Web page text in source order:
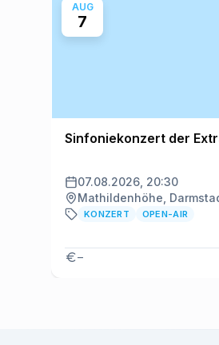
AUG
7
Sinfoniekonzert der
07.08.2026, 20:30
Mathildenhöhe,
KONZERT OPEN-AIR
–